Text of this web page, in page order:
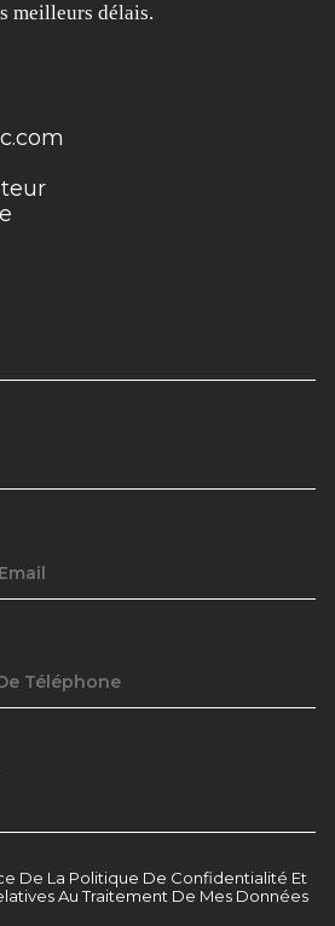
meilleurs délais.
De La Politique De Confidentialité Et
Au Traitement De Mes Données